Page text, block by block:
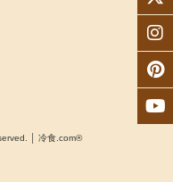
│ 冷食.com®